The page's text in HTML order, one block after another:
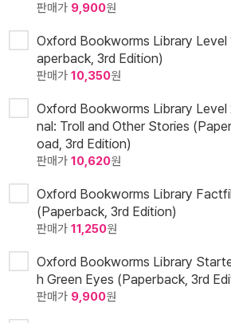
판매가 9,900원
Oxford Bookworms Library Level
aperback, 3rd Edition)
판매가 10,350원
Oxford Bookworms Library
nal: Troll and Other Stories
oad, 3rd Edition)
판매가 10,620원
Oxford Bookworms Library
(Paperback, 3rd Edition)
판매가 11,250원
Oxford Bookworms Library
h Green Eyes (Paperback, 3rd
판매가 9,900원